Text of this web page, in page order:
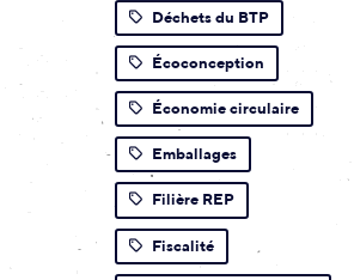
Déchets du BTP
Écoconception
Économie circulaire
Emballages
Filière REP
Fiscalité